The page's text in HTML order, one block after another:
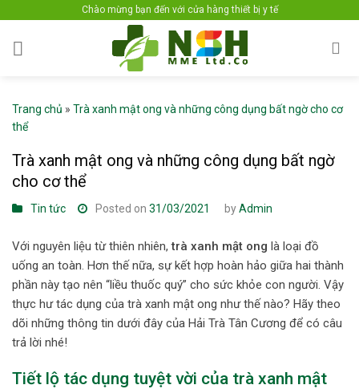
Chào mừng bạn đến với cửa hàng thiết bị y tế
Trang chủ » Trà xanh mật ong và những công dụng bất ngờ cho cơ
thể
Trà xanh mật ong và những công dụng bất ngờ
cho cơ thể
Tin tức Posted on 31/03/2021 byAdmin
Với nguyên liệu từ thiên nhiên,trà xanh mật ong là loại đồ
uống an toàn. Hơn thế nữa, sự kết hợp hoàn hảo giữa hai thành
phần này tạo nên “liều thuốc quý” cho sức khỏe con người. Vậy
thực hư tác dụng của trà xanh mật ong như thế nào? Hãy theo
dõi những thông tin dưới đây của Hải Trà Tân Cương để có câu
trả lời nhé!
Tiết lộ tác dụng tuyệt vời của trà xanh mật